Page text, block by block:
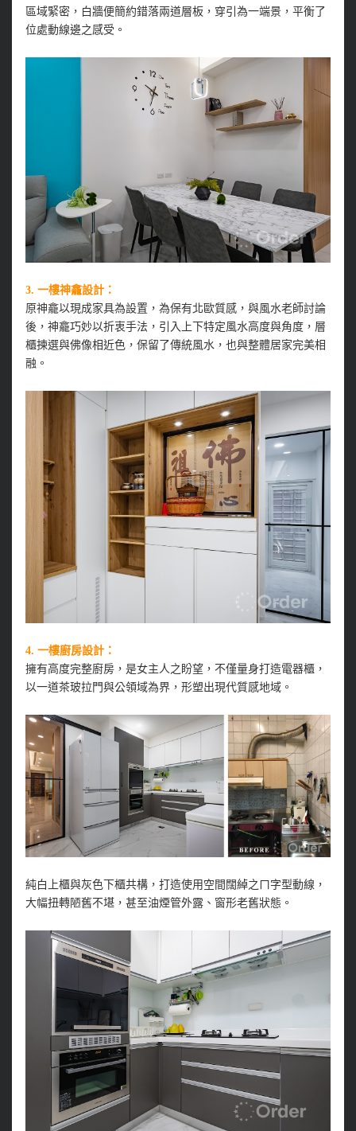
區域緊密，白牆便簡約錯落兩道層板，穿引為一端景，平衡了
位處動線邊之感受。
3. 一樓神龕設計：
原神龕以現成家具為設置，為保有北歐質感，與風水老師討論
後，神龕巧妙以折衷手法，引入上下特定風水高度與角度，層
櫃揀選與佛像相近色，保留了傳統風水，也與整體居家完美相
融。
4. 一樓廚房設計：
擁有高度完整廚房，是女主人之盼望，不僅量身打造電器櫃，
以一道茶玻拉門與公領域為界，形塑出現代質感地域。
純白上櫃與灰色下櫃共構，打造使用空間闊綽之ㄇ字型動線，
大幅扭轉陋舊不堪，甚至油煙管外露、窗形老舊狀態。